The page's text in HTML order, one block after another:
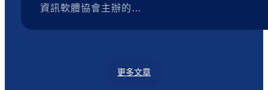
資訊軟體協會主辦的…
更多文章